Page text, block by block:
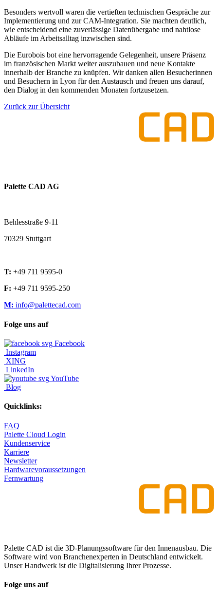
Besonders wertvoll waren die vertieften technischen Gespräche zur
Implementierung und zur CAM-Integration. Sie machten deutlich,
wie entscheidend eine zuverlässige Datenübergabe und nahtlose
Abläufe im Arbeitsalltag inzwischen sind.
Die Eurobois bot eine hervorragende Gelegenheit, unsere Präsenz
im französischen Markt weiter auszubauen und neue Kontakte
innerhalb der Branche zu knüpfen. Wir danken allen Besucherinnen
und Besuchern in Lyon für den Austausch und freuen uns darauf,
den Dialog in den kommenden Monaten fortzusetzen.
Zurück zur Übersicht
Palette CAD AG
Behlesstraße 9-11
70329 Stuttgart
T: +49 711 9595-0
F: +49 711 9595-250
M: info@palettecad.com
Folge uns auf
Facebook
Instagram
XING
LinkedIn
YouTube
Blog
Quicklinks:
FAQ
Palette Cloud Login
Kundenservice
Karriere
Newsletter
Hardwarevoraussetzungen
Fernwartung
Palette CAD ist die 3D-Planungssoftware für den Innenausbau. Die
Software wird von Branchenexperten in Deutschland entwickelt.
Unser Handwerk ist die Digitalisierung Ihrer Prozesse.
Folge uns auf